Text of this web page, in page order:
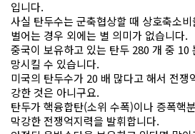
입니다.
사실 탄두수는 군축협상할 때 상호축소
벌어는 경우 외에는 별 의미가 없습니다.
중국이 보유하고 있는 탄두 280 개 중 10
망시킬 수 있습니다.
미국의 탄두수가 20 배 많다고 해서 전쟁
강한 것은 아니구요.
탄두가 핵융합탄(소위 수폭)이나 증폭핵
막강한 전쟁억지력을 발휘합니다.